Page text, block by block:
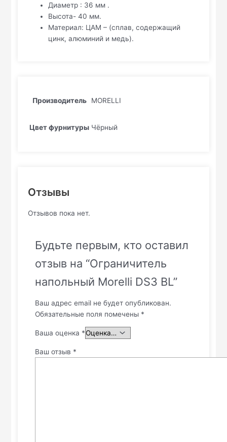
Диаметр : 36 мм .
Высота- 40 мм.
Материал: ЦАМ – (сплав, содержащий
цинк, алюминий и медь).
Производитель MORELLI
Цвет фурнитуры Чёрный
Отзывы
Отзывов пока нет.
Будьте первым, кто оставил
отзыв на “Ограничитель
напольный Morelli DS3 BL”
Ваш адрес email не будет опубликован.
Обязательные поля помечены *
Ваша оценка *
Ваш отзыв *